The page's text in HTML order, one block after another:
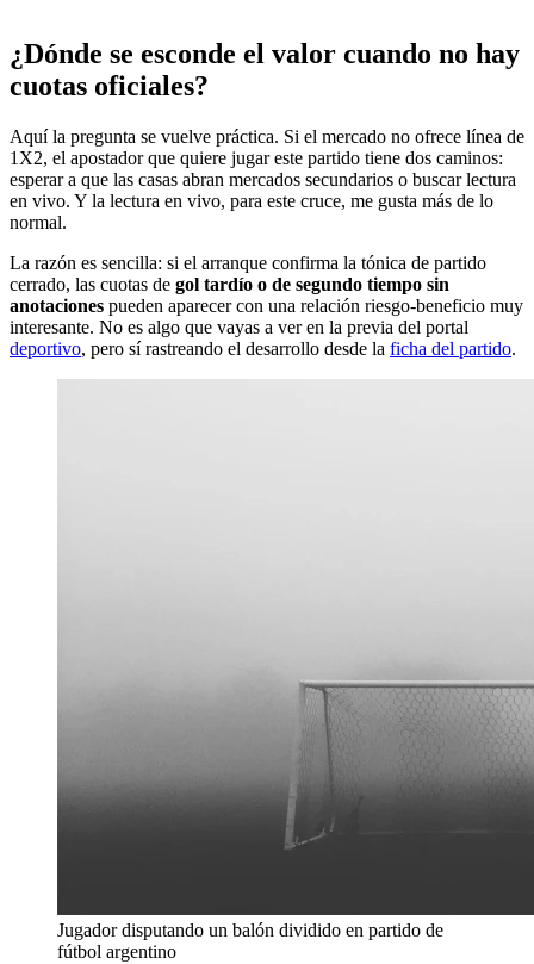
¿Dónde se esconde el valor cuando no hay
cuotas oficiales?
Aquí la pregunta se vuelve práctica. Si el mercado no ofrece línea de
1X2, el apostador que quiere jugar este partido tiene dos caminos:
esperar a que las casas abran mercados secundarios o buscar lectura
en vivo. Y la lectura en vivo, para este cruce, me gusta más de lo
normal.
La razón es sencilla: si el arranque confirma la tónica de partido
cerrado, las cuotas de gol tardío o de segundo tiempo sin
anotaciones pueden aparecer con una relación riesgo-beneficio muy
interesante. No es algo que vayas a ver en la previa del portal
deportivo, pero sí rastreando el desarrollo desde la ficha del partido.
Jugador disputando un balón dividido en partido de
fútbol argentino